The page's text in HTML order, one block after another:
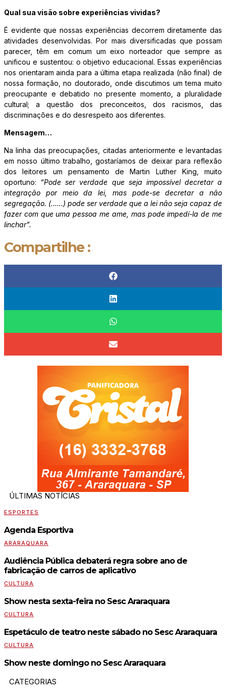
Qual sua visão sobre experiências vividas?
É evidente que nossas experiências decorrem diretamente das
atividades desenvolvidas. Por mais diversificadas que possam
parecer, têm em comum um eixo norteador que sempre as
unificou e sustentou: o objetivo educacional. Essas experiências
nos orientaram ainda para a última etapa realizada (não final) de
nossa formação, no doutorado, onde discutimos um tema muito
preocupante e debatido no presente momento, a pluralidade
cultural; a questão dos preconceitos, dos racismos, das
discriminações e do desrespeito aos diferentes.
Mensagem…
Na linha das preocupações, citadas anteriormente e levantadas
em nosso último trabalho, gostaríamos de deixar para reflexão
dos leitores um pensamento de Martin Luther King, muito
oportuno: “Pode ser verdade que seja impossível decretar a
integração por meio da lei, mas pode-se decretar a não
segregação. (……) pode ser verdade que a lei não seja capaz de
fazer com que uma pessoa me ame, mas pode impedí-la de me
linchar”.
Compartilhe :
ÚLTIMAS NOTÍCIAS
ESPORTES
Agenda Esportiva
ARARAQUARA
Audiência Pública debaterá regra sobre ano de
fabricação de carros de aplicativo
CULTURA
Show nesta sexta-feira no Sesc Araraquara
CULTURA
Espetáculo de teatro neste sábado no Sesc Araraquara
CULTURA
Show neste domingo no Sesc Araraquara
CATEGORIAS